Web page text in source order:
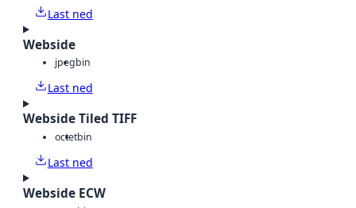
Last ned
Webside
jpegbin
Last ned
Webside Tiled TIFF
octetbin
Last ned
Webside ECW